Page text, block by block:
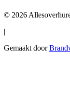
© 2026
|
Gemaakt door